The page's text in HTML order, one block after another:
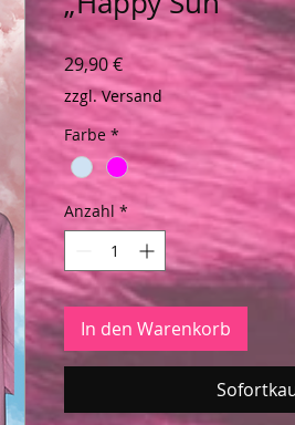
29,90 €Preis
zzgl. Versand
Farbe *
Anzahl *
In den Warenkorb